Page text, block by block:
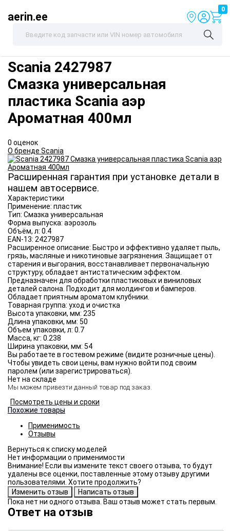
aerin.ee
0
Scania 2427987
Смазка универсальная
пластика Scania аэр
Ароматная 400мл
0 оценок
О бренде Scania
Расширенная гарантия при установке детали в
нашем автосервисе.
Характеристики
Применение: пластик
Тип: Смазка универсальная
Форма выпуска: аэрозоль
Объём, л: 0.4
EAN-13: 2427987
Расширенное описание: Быстро и эффективно удаляет пыль,
грязь, масляные и никотиновые загрязнения. Защищает от
старения и выгорания, восстанавливает первоначальную
структуру, обладает антистатическим эффектом.
Предназначен для обработки пластиковых и виниловых
деталей салона. Подходит для молдингов и бамперов.
Обладает приятным ароматом клубники.
Товарная группа: уход и очистка
Высота упаковки, мм: 235
Длина упаковки, мм: 50
Объем упаковки, л: 0.7
Масса, кг: 0.238
Ширина упаковки, мм: 54
Вы работаете в гостевом режиме (видите розничные цены).
Чтобы увидеть свои цены, вам нужно войти под своим
паролем (или зарегистрироваться).
Нет на складе
Мы можем привезти данный товар под заказ.
Посмотреть цены и сроки
Похожие товары
Применимость
Отзывы
Нет информации о применимости
Внимание! Если вы измените текст своего отзыва, то будут
удалены все оценки, поставленные этому отзыву другими
пользователями. Хотите продолжить?
Пока нет ни одного отзыва. Ваш отзыв может стать первым.
Ответ на отзыв